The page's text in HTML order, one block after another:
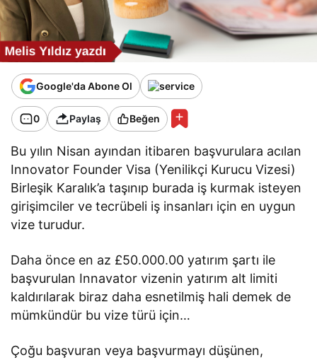
Google'da Abone Ol
0 Paylaş Beğen
Bu yılın Nisan ayından itibaren başvurulara acılan
Innovator Founder Visa (Yenilikçi Kurucu Vizesi)
Birleşik Karalık’a taşınıp burada iş kurmak isteyen
girişimciler ve tecrübeli iş insanları için en uygun
vize turudur.
Daha önce en az £50.000.00 yatırım şartı ile
başvurulan Innavator vizenin yatırım alt limiti
kaldırılarak biraz daha esnetilmiş hali demek de
mümkündür bu vize türü için…
Çoğu başvuran veya başvurmayı düşünen,